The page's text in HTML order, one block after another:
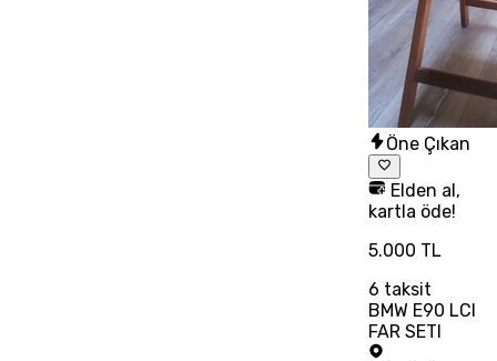
Öne Çıkan
Elden al,
kartla öde!
5.000 TL
6 taksit
BMW E90 LCI
FAR SETI